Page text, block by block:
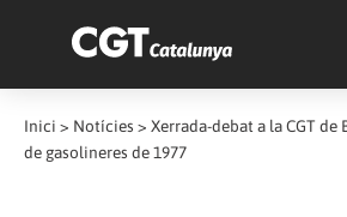
Inici > Notícies > Xerrada-debat a la CGT de
de gasolineres de 1977